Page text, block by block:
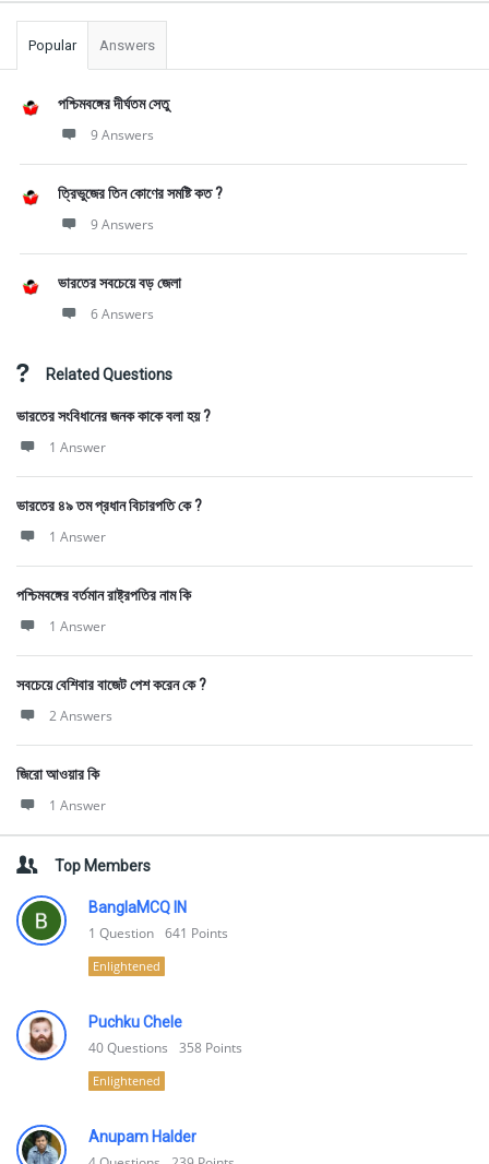
Popular Answers
পশ্চিমবঙ্গের দীর্ঘতম সেতু
9 Answers
ত্রিভুজের তিন কোণের সমষ্টি কত ?
9 Answers
ভারতের সবচেয়ে বড় জেলা
6 Answers
Related Questions
ভারতের সংবিধানের জনক কাকে বলা হয় ?
1 Answer
ভারতের ৪৯ তম প্রধান বিচারপতি কে ?
1 Answer
পশ্চিমবঙ্গের বর্তমান রাষ্ট্রপতির নাম কি
1 Answer
সবচেয়ে বেশিবার বাজেট পেশ করেন কে ?
2 Answers
জিরো আওয়ার কি
1 Answer
Top Members
BanglaMCQ IN
1 Question 641 Points
Enlightened
Puchku Chele
40Questions 358 Points
Enlightened
Anupam Halder